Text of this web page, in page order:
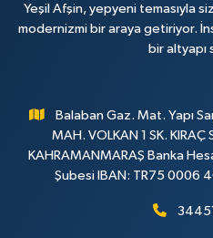
Yeşil Afşin, yepyeni temasıyla
modernizmi bir araya getiriyor.
bir altyapı
Balaban Gaz. Mat. Yapı
MAH. VOLKAN 1 SK. KIRAÇ
KAHRAMANMARAŞ Banka
Şubesi IBAN: TR75 0006